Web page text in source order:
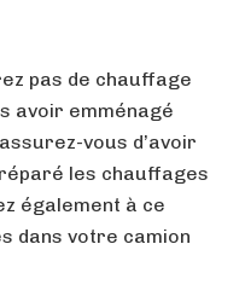
pas de chauffage
avoir emménagé
vous d’avoir
les chauffages
également à ce
dans votre camion